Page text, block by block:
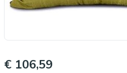
€ 106,59